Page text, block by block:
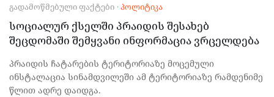
ᲒᲐᲓᲐᲛᲝᲬᲛᲔᲑᲣᲚᲘ ᲤᲐᲥᲢᲔᲑᲘ ·ᲞᲝᲚᲘᲢᲘᲙᲐ
სოციალურ ქსელში პრაიდის შესახებ
შეცდომაში შემყვანი ინფორმაცია ვრცელდება
პრაიდის ჩატარების ტერიტორიაზე მოცემული
ინსტალაცია სინამდვილეში ამ ტერიტორიაზე რამდენიმე
წლით ადრე დაიდგა.